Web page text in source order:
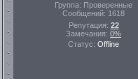
Группа: Проверенные
Сообщений: 1618
Репутация: 22
Замечания: 0%
Статус: Offline